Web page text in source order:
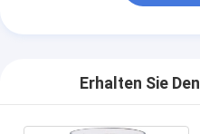
Erhalten Sie